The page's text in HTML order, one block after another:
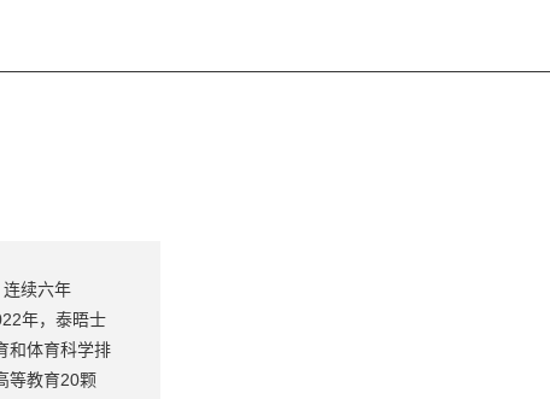
续六年
年，泰晤士
和体育科学排
等教育20颗